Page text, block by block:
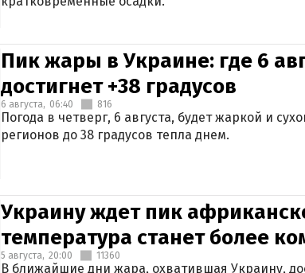
Пик жары в Украине: где 6
достигнет +38 градусов
6 августа, 06:40 816
Погода в четверг, 6 августа, будет жаркой и
регионов до 38 градусов тепла днем.
Украину ждет пик
температура станет более
5 августа, 20:00 11360
В ближайшие дни жара, охватившая Украину,